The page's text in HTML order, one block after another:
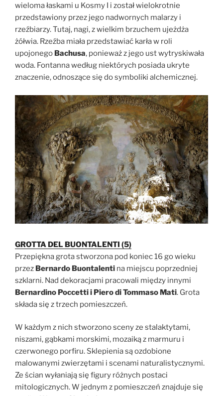
wieloma łaskami u Kosmy I i został wielokrotnie
przedstawiony przez jego nadwornych malarzy i
rzeźbiarzy. Tutaj, nagi, z wielkim brzuchem ujeżdża
żółwia. Rzeźba miała przedstawiać karła w roli
upojonego Bachusa, ponieważ z jego ust wytryskiwała
woda. Fontanna według niektórych posiada ukryte
znaczenie, odnoszące się do symboliki alchemicznej.
GROTTA DEL BUONTALENTI (5)
Przepiękna grota stworzona pod koniec 16 go wieku
przez Bernardo Buontalenti na miejscu poprzedniej
szklarni. Nad dekoracjami pracowali między innymi
Bernardino Poccetti i Piero di Tommaso Mati. Grota
składa się z trzech pomieszczeń.
W każdym z nich stworzono sceny ze stalaktytami,
niszami, gąbkami morskimi, mozaiką z marmuru i
czerwonego porfiru. Sklepienia są ozdobione
malowanymi zwierzętami i scenami naturalistycznymi.
Ze ścian wyłaniają się figury różnych postaci
mitologicznych. W jednym z pomieszczeń znajduje się